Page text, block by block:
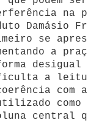
na
Damásio
se
a
desigual
a
com
como
central